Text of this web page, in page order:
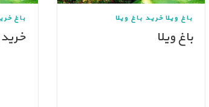
باغ ویلا خرید باغ ویلا
باغ ویلا
باغ
خرید